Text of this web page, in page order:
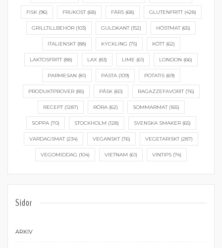
FISK(96) FRUKOST(68) FÄRS(68) GLUTENFRITT(428)
GRILLTILLBEHÖR (103) GULDKANT(152) HÖSTMAT(65)
ITALIENSKT(88) KYCKLING (75) KÖTT(62)
LAKTOSFRITT(88) LAX (83) LIME (61) LONDON (66)
PARMESAN (81) PASTA(109) POTATIS(69)
PRODUKTPROVER(85) PÅSK(60) RAGAZZEFAVORIT(76)
RECEPT(1287) RÖRA(62) SOMMARMAT(165)
SOPPA(70) STOCKHOLM (128) SVENSKA SMAKER(65)
VARDAGSMAT(234) VEGANSKT(76) VEGETARISKT(287)
VEGOMIDDAG (104) VIETNAM (61) VINTIPS (74)
Sidor
ARKIV